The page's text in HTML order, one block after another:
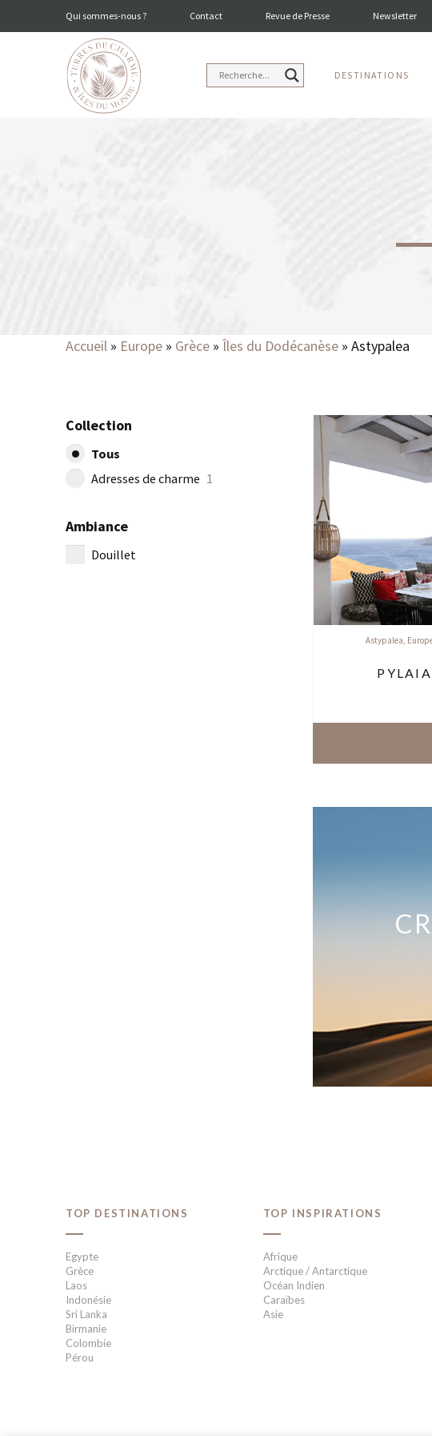
Qui sommes-nous ? Contact Revue de Presse Newsletter
DESTINATIONS
Accueil » Europe » Grèce » Îles du Dodécanèse » Astypalea
Collection
Tous
Adresses de charme 1
Ambiance
Douillet
Astypalea,
TOP DESTINATIONS
Egypte
Grèce
Laos
Indonésie
Sri Lanka
Birmanie
Colombie
Pérou
TOP INSPIRATIONS
Afrique
Arctique / Antarctique
Océan Indien
Caraïbes
Asie